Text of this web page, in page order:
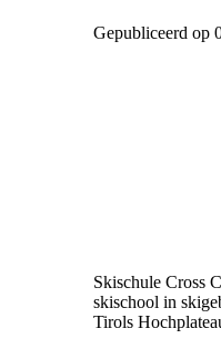
Gepubliceerd op
Skischule Cross
skischool in
Tirols